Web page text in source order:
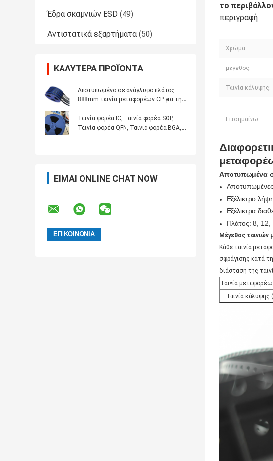
Έδρα σκαμνιών ESD (49)
Αντιστατικά εξαρτήματα (50)
ΚΑΛΎΤΕΡΑ ΠΡΟΪΌΝΤΑ
Αποτυπωμένο σε ανάγλυφο πλάτος
888mm ταινία μεταφορέων CP για τη
κυκλώματος
Ταινία φορέα IC, Ταινία φορέα SOP,
Ταινία φορέα QFN, Ταινία φορέα BGA,
ΕΊΜΑΙ ONLINE CHAT NOW
το
περιγραφή
Χρώμα:
μέγεθος:
Ταινία κάλυψης:
Επισημαίνω:
Αποτυπωμένα
Αποτυπωμένες
Εξέλικτρο
Εξέλικτρα
Πλάτος: 8, 12,
Μέγεθος ταινιών
Κάθε ταινία
σφράγισης κατά
διάσταση της
Ταινία
Ταινία κάλυψης